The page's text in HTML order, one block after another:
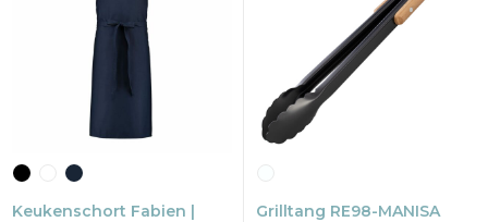
Keukenschort Fabien |
Grilltang RE98-MANISA